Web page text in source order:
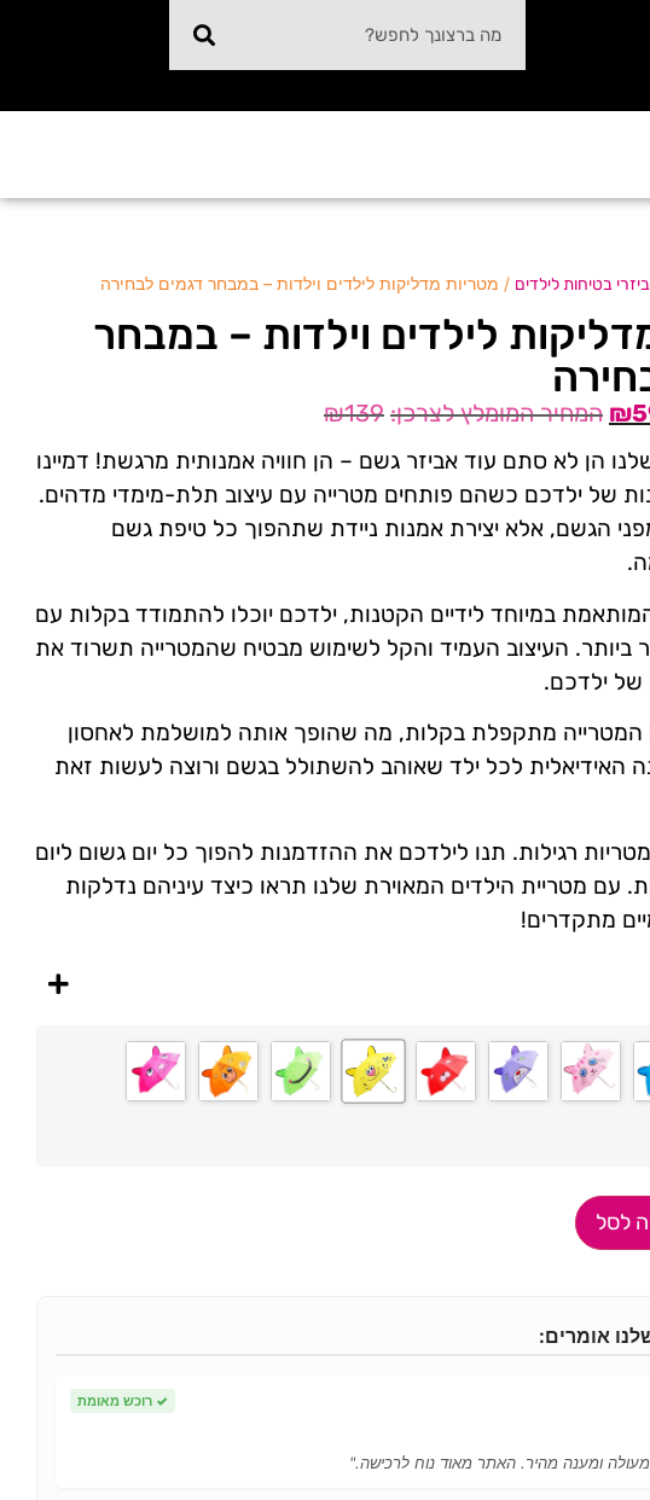
בטיחות לילדים / מטריות מדליקות לילדים וילדות – במבחר דגמים לבחירה
לילדים וילדות – במבחר
₪139 ₪
הן לא סתם עוד אביזר גשם – הן חוויה אמנותית מרגשת! דמיינו
של ילדכם כשהם פותחים מטרייה עם עיצוב תלת-מימדי מדהים.
הגשם, אלא יצירת אמנות ניידת שתהפוך כל טיפת גשם
במיוחד לידיים הקטנות, ילדכם יוכלו להתמודד בקלות עם
ביותר. העיצוב העמיד והקל לשימוש מבטיח שהמטרייה תשרוד את
ילדכם.
מתקפלת בקלות, מה שהופך אותה למושלמת לאחסון
האידיאלית לכל ילד שאוהב להשתולל בגשם ורוצה לעשות זאת
רגילות. תנו לילדכם את ההזדמנות להפוך כל יום גשום ליום
עם מטריית הילדים המאוירת שלנו תראו כיצד עיניהם נדלקות
מתקדרים!
לסל
אומרים:
✓ רוכש מאומת
ומענה מהיר. האתר מאוד נוח לרכישה."